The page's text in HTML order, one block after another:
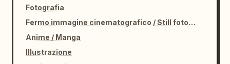
Fotografia
Fermo immagine cinematografico / Still fotografico
Anime / Manga
Illustrazione